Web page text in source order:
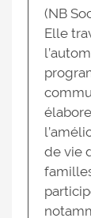
(NB
Elle
de vie